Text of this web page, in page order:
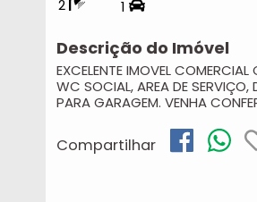
2 1
Descrição do Imóvel
EXCELENTE IMOVEL
WC SOCIAL, AREA DE SERVIÇO,
PARA GARAGEM. VENHA
Compartilhar